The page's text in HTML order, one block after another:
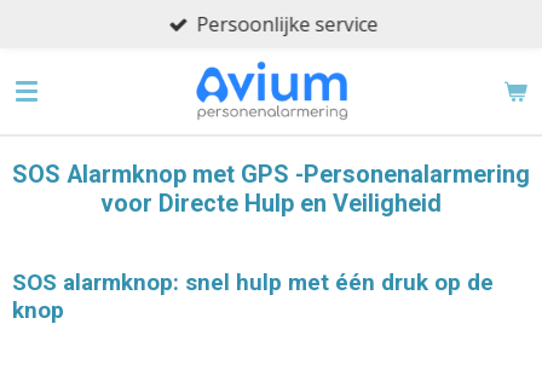
naar
Persoonlijke service
SOS Alarmknop met GPS -Personenalarmering
voor Directe Hulp en Veiligheid
SOS alarmknop: snel hulp met één druk op de
knop